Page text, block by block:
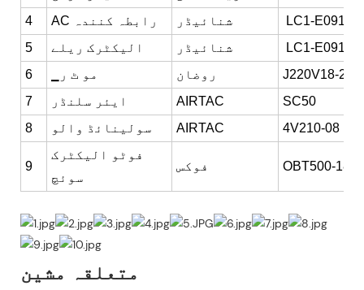
4
AC رابطہ کنندہ شنائیڈر
LC1-E0910
5
الیکٹرک ریلے شنائیڈر
LC1-E0910
6
▁مو ٹ ر روضان
J220V18-
7
ایئر سلنڈر AIRTAC
SC50
8
سولینائڈ والو AIRTAC 4V210-08
9
فوٹو الیکٹرک
سوئچ
فوکس OBT500-
متعلقہ مشین